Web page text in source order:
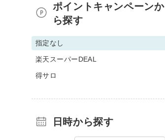
ポイントキャンペーンか
ら探す
指定なし
楽天スーパーDEAL
得サロ
日時から探す